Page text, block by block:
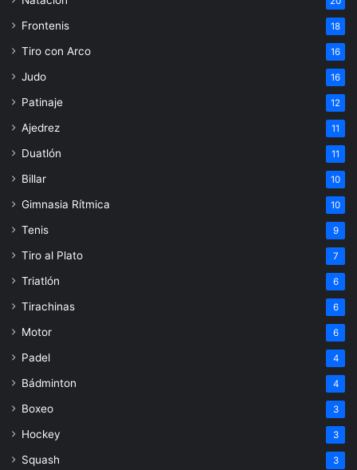
Frontenis 18
Tiro con Arco 16
Judo 16
Patinaje 12
Ajedrez 11
Duatlón 11
Billar 10
Gimnasia Rítmica 10
Tenis 9
Tiro al Plato 7
Triatlón 6
Tirachinas 6
Motor 6
Padel 4
Bádminton 4
Boxeo 3
Hockey 3
Squash 3